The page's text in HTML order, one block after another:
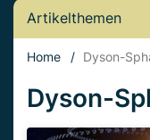
Artikelthemen
Home / Dyson-
Dyson-